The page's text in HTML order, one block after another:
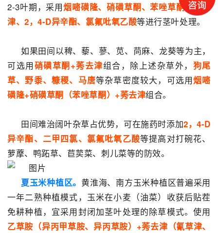
2-3叶期，采用烟嘧磺隆、硝磺草酮、苯唑草酮、莠去
津、2，4-D异辛酯、氯氟吡氧乙酸等进行茎叶处理。
如果田间以稗、藜、蓼、苋、苘麻、龙葵等为主，
可选用硝磺草酮+莠去津组合，除上述杂草外， 狗尾
草、野黍、糠稷、马唐等杂草密度较大，可选用烟嘧
磺隆+硝磺草酮（苯唑草酮）+莠去津组合。
田间难治阔叶杂草占优势，可在施药时添加2，4-D
异辛酯、二甲四氯、氯氟吡氧乙酸等提高对打碗花、
萝藦、鸭跖草、苣荬菜、刺儿菜等的防效。
夏玉米种植区。 黄淮海、南方玉米种植区普遍采用
一年二熟种植模式，玉米在小麦（油菜）收获后贴茬
免耕种植，宜采用封闭加茎叶处理的除草模式。使用
乙草胺（异丙甲草胺、异丙草胺）+莠去津（氰草津、